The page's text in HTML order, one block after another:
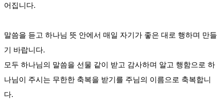
어집니다.
말씀을 듣고 하나님 뜻 안에서 매일 자기가 좋은 대로 행하며 만들
기 바랍니다.
모두 하나님의 말씀을 선물 같이 받고 감사하며 알고 행함으로 하
나님이 주시는 무한한 축복을 받기를 주님의 이름으로 축복합니
다.